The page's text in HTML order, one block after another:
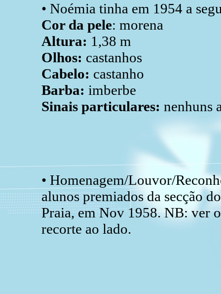
• Noémia tinha em 1954 a
Cor da pele: morena
Altura: 1,38 m
Olhos: castanhos
Cabelo: castanho
Barba: imberbe
Sinais particulares: nenhuns
• Homenagem/Louvor/
alunos premiados da secção
Praia, em Nov 1958. NB: ver
recorte ao lado.